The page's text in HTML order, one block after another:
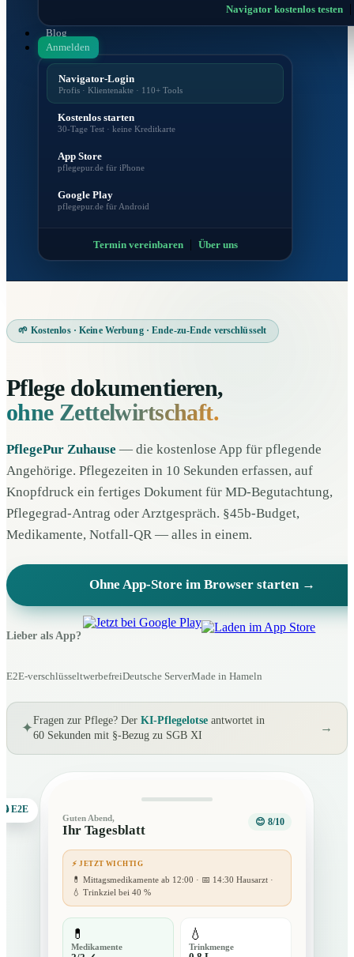
Navigator kostenlos testen
Blog
Anmelden
Navigator-Login
Profis · Klientenakte · 110+ Tools
Kostenlos starten
30-Tage Test · keine Kreditkarte
App Store
pflegepur.de für iPhone
Google Play
pflegepur.de für Android
Termin vereinbaren| Über uns
🌱 Kostenlos · Keine Werbung · Ende-zu-Ende verschlüsselt
Pflege dokumentieren,
ohne Zettelwirtschaft.
PflegePur Zuhause — die kostenlose App für pflegende
Angehörige. Pflegezeiten in 10 Sekunden erfassen, auf
Knopfdruck ein fertiges Dokument für MD-Begutachtung,
Pflegegrad-Antrag oder Arztgespräch. §45b-Budget,
Medikamente, Notfall-QR — alles in einem.
Ohne App-Store im Browser starten →
Lieber als App?
E2E-verschlüsseltwerbefreiDeutsche ServerMade in Hameln
✦Fragen zur Pflege? Der KI-Pflegelotseantwortet in
60 Sekunden mit §-Bezug zu SGB XI
→
Guten Abend,
Ihr Tagesblatt
😊 8/10
⚡ JETZT WICHTIG
💊 Mittagsmedikamente ab 12:00 · 📅 14:30 Hausarzt ·
💧 Trinkziel bei 40 %
💊
Medikamente
💧
Trinkmenge
🔒 E2E